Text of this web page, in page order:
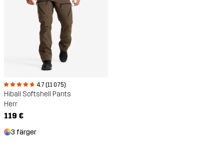
4.7 (11 075)
Hiball Softshell Pants
Herr
119 €
3 färger